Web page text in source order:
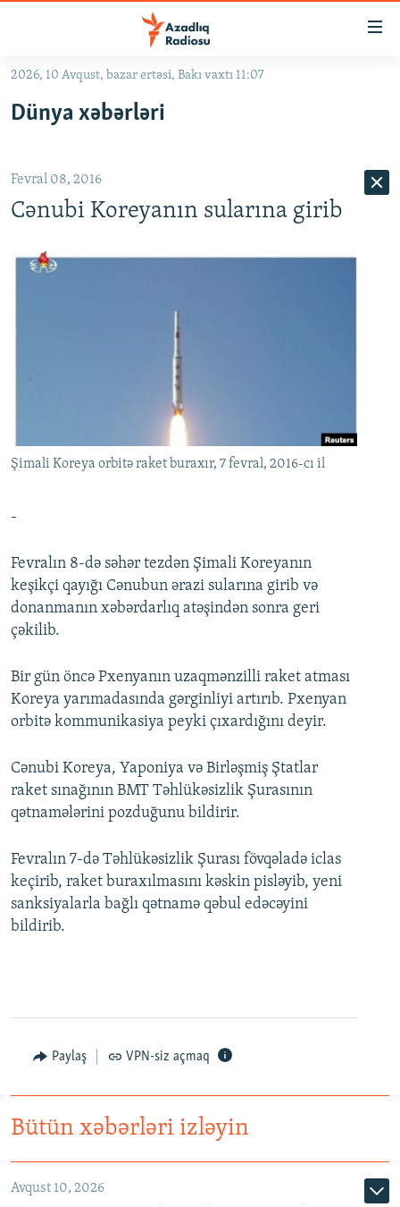
Əsas
qayıt
qayıt
Axtarışa
#İZAHLA
QANUNI DOĞRU
KARIKATURA
AZƏRBAYCAN ƏDƏBIYYATI KITABXANASI
İSLAM VƏ DEMOKRATIYA
PEŞƏ ETIKASI VƏ JURNALISTIKA STANDARTLARIMIZ
XƏBƏR BÜLLETENLƏRIMIZ
2026, 10 Avqust, bazar ertəsi, Bakı vaxtı 11:07
Dünya xəbərləri
Fevral 08, 2016
Cənubi Koreyanın sularına girib
Şimali Koreya orbitə raket buraxır, 7 fevral, 2016-cı il
-
Fevralın 8-də səhər tezdən Şimali Koreyanın
keşikçi qayığı Cənubun ərazi sularına girib və
donanmanın xəbərdarlıq atəşindən sonra geri
çəkilib.
Bir gün öncə Pxenyanın uzaqmənzilli raket atması
Koreya yarımadasında gərginliyi artırıb. Pxenyan
orbitə kommunikasiya peyki çıxardığını deyir.
Cənubi Koreya, Yaponiya və Birləşmiş Ştatlar
raket sınağının BMT Təhlükəsizlik Şurasının
qətnamələrini pozduğunu bildirir.
Fevralın 7-də Təhlükəsizlik Şurası fövqəladə iclas
keçirib, raket buraxılmasını kəskin pisləyib, yeni
sanksiyalarla bağlı qətnamə qəbul edəcəyini
bildirib.
Paylaş VPN-siz açmaq
Bütün xəbərləri izləyin
Avqust 10, 2026